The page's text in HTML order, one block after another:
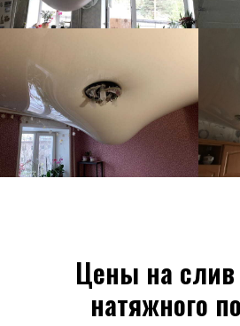
Цены на
натяжного